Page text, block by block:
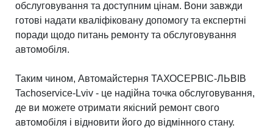
обслуговування та доступним цінам. Вони завжди
готові надати кваліфіковану допомогу та експертні
поради щодо питань ремонту та обслуговування
автомобіля.
Таким чином, Автомайстерня ТАХОСЕРВІС-ЛЬВІВ
Tachoservice-Lviv - це надійна точка обслуговування,
де ви можете отримати якісний ремонт свого
автомобіля і відновити його до відмінного стану.